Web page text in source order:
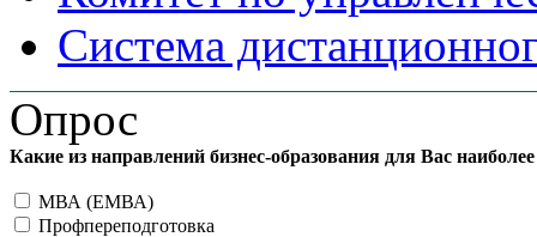
Система
Опрос
Какие из направлений бизнес-образования для Вас
МВА (ЕМВА)
Профпереподготовка